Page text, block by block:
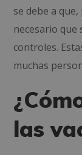
se debe a
necesario que
controles.
muchas
las